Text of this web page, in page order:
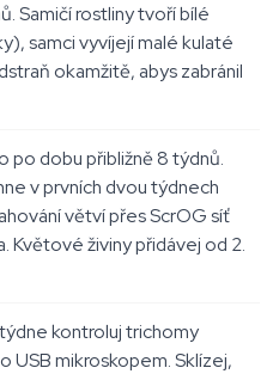
Samičí rostliny tvoří bílé
samci vyvíjejí malé kulaté
okamžitě, abys zabránil
po dobu přibližně 8 týdnů.
v prvních dvou týdnech
větví přes ScrOG síť
Květové živiny přidávej od 2.
kontroluj trichomy
USB mikroskopem. Sklízej,